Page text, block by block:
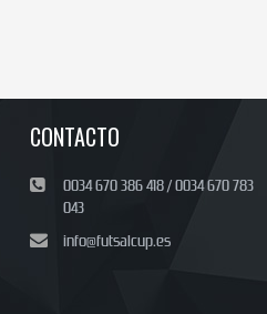
CONTACTO
0034 670 386 418 / 0034 670 783
043
info@futsalcup.es